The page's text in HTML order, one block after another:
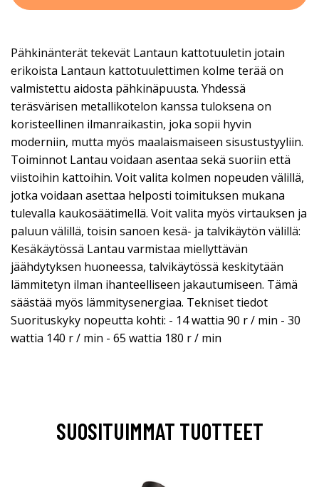
Pähkinänterät tekevät Lantaun kattotuuletin jotain
erikoista Lantaun kattotuulettimen kolme terää on
valmistettu aidosta pähkinäpuusta. Yhdessä
teräsvärisen metallikotelon kanssa tuloksena on
koristeellinen ilmanraikastin, joka sopii hyvin
moderniin, mutta myös maalaismaiseen sisustustyyliin.
Toiminnot Lantau voidaan asentaa sekä suoriin että
viistoihin kattoihin. Voit valita kolmen nopeuden välillä,
jotka voidaan asettaa helposti toimituksen mukana
tulevalla kaukosäätimellä. Voit valita myös virtauksen ja
paluun välillä, toisin sanoen kesä- ja talvikäytön välillä:
Kesäkäytössä Lantau varmistaa miellyttävän
jäähdytyksen huoneessa, talvikäytössä keskitytään
lämmitetyn ilman ihanteelliseen jakautumiseen. Tämä
säästää myös lämmitysenergiaa. Tekniset tiedot
Suorituskyky nopeutta kohti: - 14 wattia 90 r / min - 30
wattia 140 r / min - 65 wattia 180 r / min
SUOSITUIMMAT TUOTTEET